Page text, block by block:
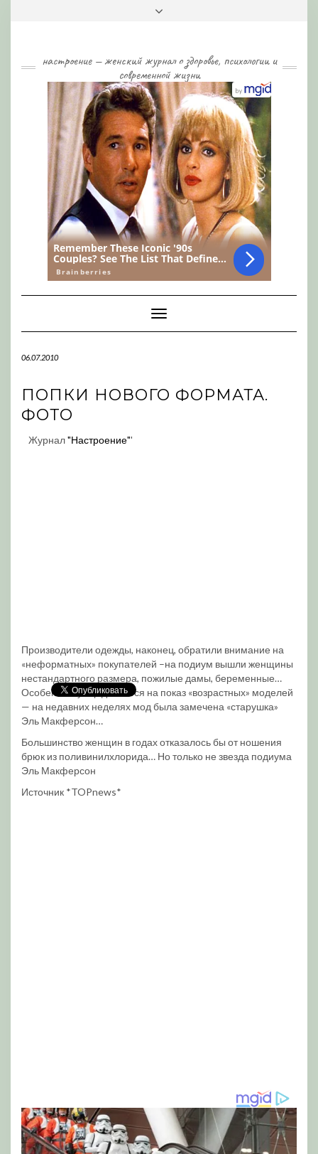
настроение — женский журнал о здоровье, психологии и
современной жизни
Toggle
Navigation
06.07.2010
ПОПКИ НОВОГО ФОРМАТА.
ФОТО
Журнал"Настроение"'
Производители одежды, наконец, обратили внимание на
«неформатных» покупателей –на подиум вышли женщины
нестандартного размера, пожилые дамы, беременные…
Особенный упор делается на показ «возрастных» моделей
— на недавних неделях мод была замечена «старушка»
Эль Макферсон…
Большинство женщин в годах отказалось бы от ношения
брюк из поливинилхлорида… Но только не звезда подиума
Эль Макферсон
Источник *TOPnews*